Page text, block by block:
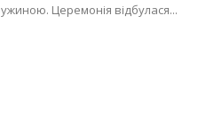
Церемонія відбулася...